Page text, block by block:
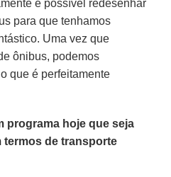
é possível redesenhar
para que tenhamos
Uma vez que
ônibus, podemos
que é perfeitamente
programa hoje que seja
termos de transporte